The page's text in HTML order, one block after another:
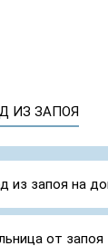
ИЗ ЗАПОЯ
из запоя на
от запоя